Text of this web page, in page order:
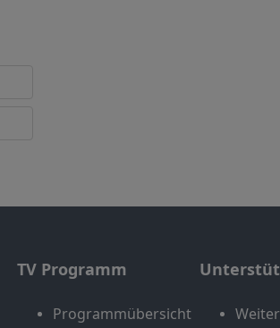
TV Programm
Programmübersicht